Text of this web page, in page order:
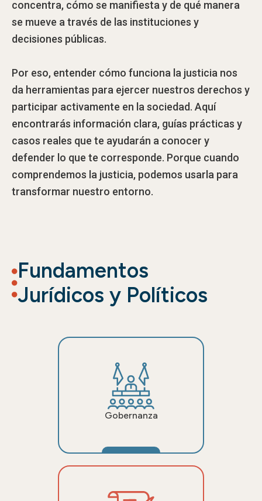
concentra, cómo se manifiesta y de qué manera
se mueve a través de las instituciones y
decisiones públicas.
Por eso, entender cómo funciona la justicia nos
da herramientas para ejercer nuestros derechos y
participar activamente en la sociedad. Aquí
encontrarás información clara, guías prácticas y
casos reales que te ayudarán a conocer y
defender lo que te corresponde. Porque cuando
comprendemos la justicia, podemos usarla para
transformar nuestro entorno.
Fundamentos
Jurídicos y Políticos
Gobernanza